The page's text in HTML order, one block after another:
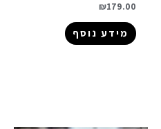
₪179.00
מידע נוסף